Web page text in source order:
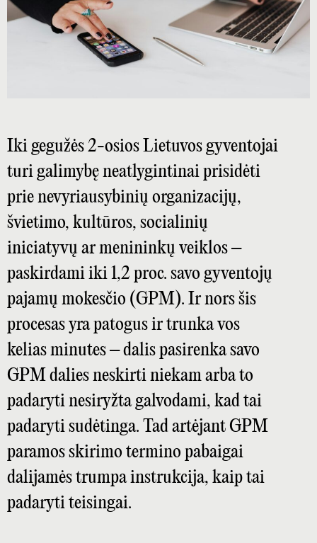
Iki gegužės 2-osios Lietuvos gyventojai
turi galimybę neatlygintinai prisidėti
prie nevyriausybinių organizacijų,
švietimo, kultūros, socialinių
iniciatyvų ar menininkų veiklos –
paskirdami iki 1,2 proc. savo gyventojų
pajamų mokesčio (GPM). Ir nors šis
procesas yra patogus ir trunka vos
kelias minutes – dalis pasirenka savo
GPM dalies neskirti niekam arba to
padaryti nesiryžta galvodami, kad tai
padaryti sudėtinga. Tad artėjant GPM
paramos skirimo termino pabaigai
dalijamės trumpa instrukcija, kaip tai
padaryti teisingai.